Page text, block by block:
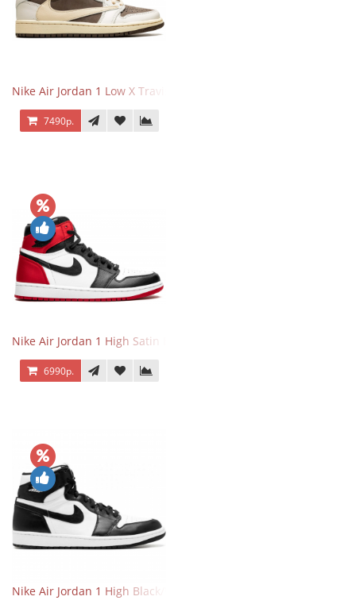
Nike Air Jordan 1 Low X Travis Scott Reverse Mocha
7490р.
Nike Air Jordan 1 High Satin Black Toe
6990р.
Nike Air Jordan 1 High Black/White